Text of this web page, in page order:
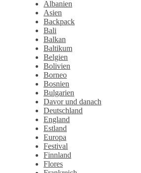
Albanien
Asien
Backpack
Bali
Balkan
Baltikum
Belgien
Bolivien
Borneo
Bosnien
Bulgarien
Davor und danach
Deutschland
England
Estland
Europa
Festival
Finnland
Flores